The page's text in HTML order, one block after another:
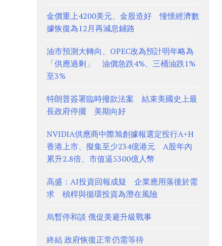
金價重上4200美元、金股造好 憧憬經濟數
據恢復為12月再減息鋪路
油市預測大轉向、OPEC改為預計明年略為
「供應過剩」 油價急跌4%、三桶油跌1%
至3%
特朗普簽署臨時撥款法案 結束美國史上最
長政府停擺 美期向好
NVIDIA供應商中際旭創據報選定投行A+H
香港上市、擬集至少234億港元 A股年內
累升2.8倍、市值逼5300億人幣
高盛：AI投資回報成疑 企業應用落後於需
求 槓桿與循環投資為潛在風險
烏暫停和談 俄促美避升級戰事
終結 政府恢復正常仍需等待